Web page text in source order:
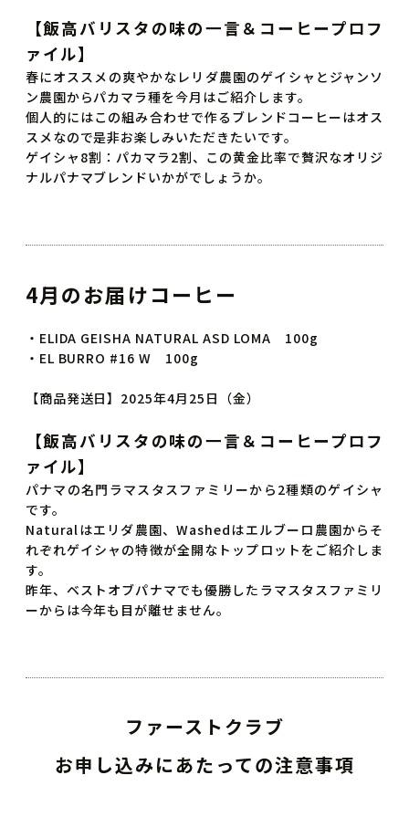
【飯高バリスタの味の一言 ＆コーヒープロフ
ァイル】
春にオススメの爽やかなレリダ農園のゲイシャとジャンソ
ン農園からパカマラ種を今月はご紹介します。
個人的にはこの組み合わせで作るブレンドコーヒーはオス
スメなので是非お楽しみいただきたいです。
ゲイシャ8割：パカマラ2割、この黄金比率で贅沢なオリジ
ナルパナマブレンドいかがでしょうか。
4月のお届けコーヒー
・ELIDA GEISHA NATURAL ASD LOMA 100g
・EL BURRO #16 W 100g
【商品発送日】2025年4月25日（金）
【飯高バリスタの味の一言 ＆コーヒープロフ
ァイル】
パナマの名門ラマスタスファミリーから2種類のゲイシャ
です。
Naturalはエリダ農園、Washedはエルブーロ農園からそ
れぞれゲイシャの特徴が全開なトップロットをご紹介しま
す。
昨年、ベストオブパナマでも優勝したラマスタスファミリ
ーからは今年も目が離せません。
ファーストクラブ
お申し込みにあたっての注意事項